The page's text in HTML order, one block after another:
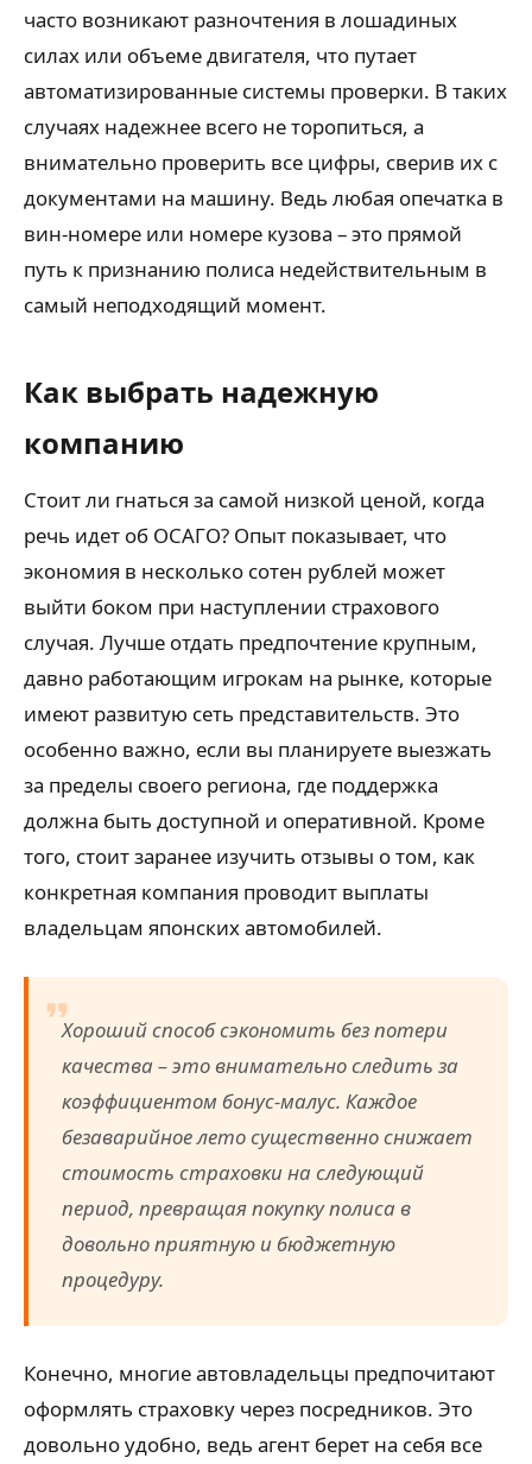
часто возникают разночтения в лошадиных
силах или объеме двигателя, что путает
автоматизированные системы проверки. В таких
случаях надежнее всего не торопиться, а
внимательно проверить все цифры, сверив их с
документами на машину. Ведь любая опечатка в
вин-номере или номере кузова – это прямой
путь к признанию полиса недействительным в
самый неподходящий момент.
Как выбрать надежную
компанию
Стоит ли гнаться за самой низкой ценой, когда
речь идет об ОСАГО? Опыт показывает, что
экономия в несколько сотен рублей может
выйти боком при наступлении страхового
случая. Лучше отдать предпочтение крупным,
давно работающим игрокам на рынке, которые
имеют развитую сеть представительств. Это
особенно важно, если вы планируете выезжать
за пределы своего региона, где поддержка
должна быть доступной и оперативной. Кроме
того, стоит заранее изучить отзывы о том, как
конкретная компания проводит выплаты
владельцам японских автомобилей.
Хороший способ сэкономить без потери
качества – это внимательно следить за
коэффициентом бонус-малус. Каждое
безаварийное лето существенно снижает
стоимость страховки на следующий
период, превращая покупку полиса в
довольно приятную и бюджетную
процедуру.
Конечно, многие автовладельцы предпочитают
оформлять страховку через посредников. Это
довольно удобно, ведь агент берет на себя все